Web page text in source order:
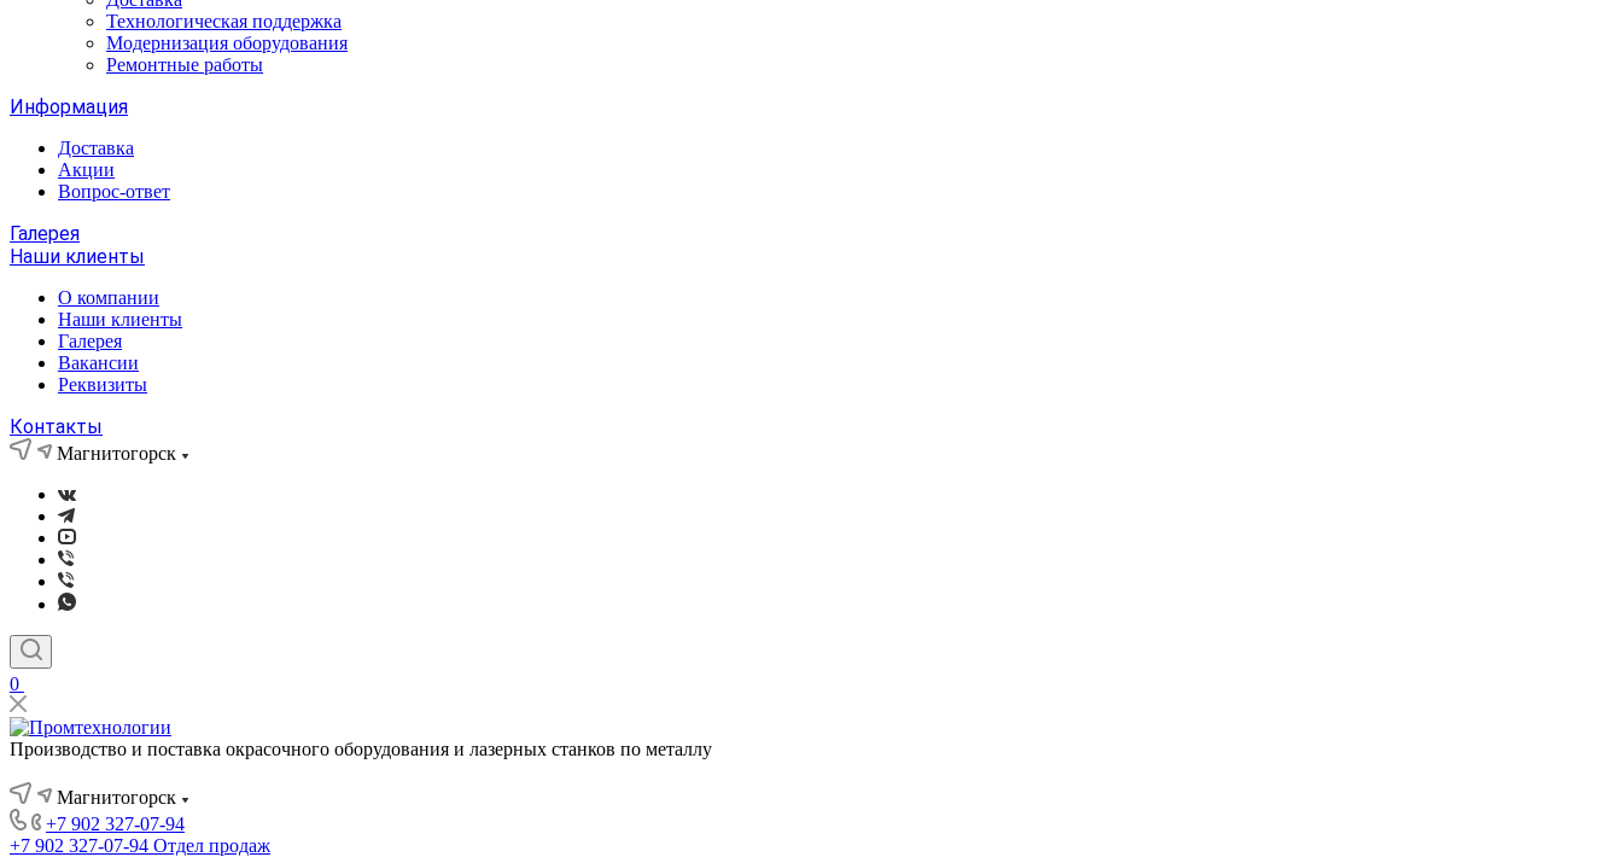
Технологическая поддержка
Модернизация оборудования
Ремонтные работы
Информация
Доставка
Акции
Вопрос-ответ
Галерея
Наши клиенты
О компании
Наши клиенты
Галерея
Вакансии
Реквизиты
Контакты
Магнитогорск
0
Производство и поставка окрасочного оборудования и лазерных станков по металлу
Магнитогорск
+7 902 327-07-94
+7 902 327-07-94 Отдел продаж